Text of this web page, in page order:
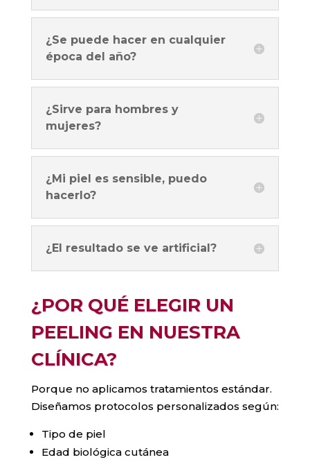
¿Se puede hacer en cualquier
época del año?
¿Sirve para hombres y
mujeres?
¿Mi piel es sensible, puedo
hacerlo?
¿El resultado se ve artificial?
¿POR QUÉ ELEGIR UN
PEELING EN NUESTRA
CLÍNICA?
Porque no aplicamos tratamientos estándar.
Diseñamos protocolos personalizados según:
Tipo de piel
Edad biológica cutánea